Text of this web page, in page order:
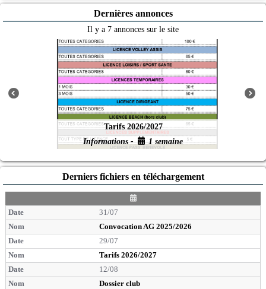
Dernières annonces
Il y a 7 annonces sur le site
Tarifs 2026/2027
Informations -
1 semaine
Derniers fichiers en téléchargement
D
a
e
31/07
Convocation AG 2025/2026
29/07
Tarifs 2026/2027
12/08
Dossier club